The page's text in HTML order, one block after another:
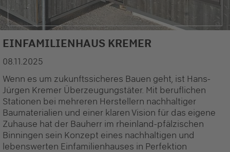
EINFAMILIENHAUS KREMER
08.11.2025
Wenn es um zukunftssicheres Bauen geht, ist Hans-
Jürgen Kremer Überzeugungstäter. Mit beruflichen
Stationen bei mehreren Herstellern nachhaltiger
Baumaterialien und einer klaren Vision für das eigene
Zuhause hat der Bauherr im rheinland-pfälzischen
Binningen sein Konzept eines nachhaltigen und
lebenswerten Einfamilienhauses in Perfektion